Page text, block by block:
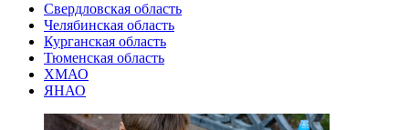
Свердловская область
Челябинская область
Курганская область
Тюменская область
ХМАО
ЯНАО